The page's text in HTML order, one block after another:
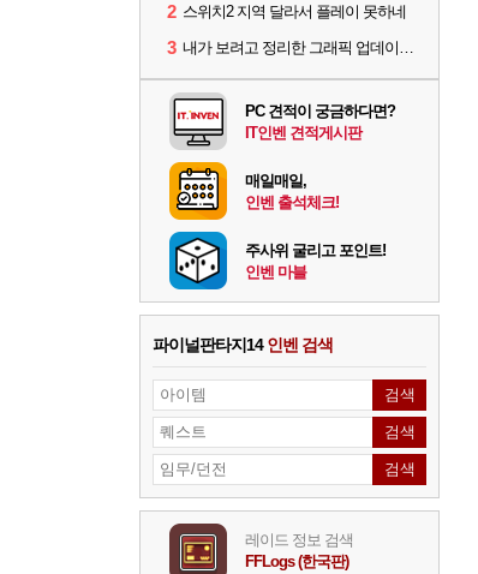
2 스위치2 지역 달라서 플레이 못하네
3 내가 보려고 정리한 그래픽 업데이트 의상 (*스포주의)
PC 견적이 궁금하다면?
IT인벤 견적게시판
매일매일,
인벤 출석체크!
주사위 굴리고 포인트!
인벤 마블
파이널판타지14인벤 검색
레이드 정보 검색
FFLogs (한국판)